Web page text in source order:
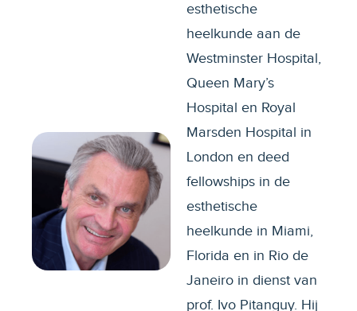
esthetische
heelkunde aan de
Westminster Hospital,
Queen Mary’s
Hospital en Royal
Marsden Hospital in
London en deed
fellowships in de
esthetische
heelkunde in Miami,
Florida en in Rio de
Janeiro in dienst van
prof. Ivo Pitanguy. Hij